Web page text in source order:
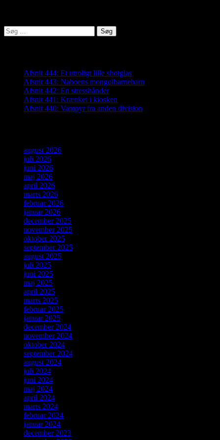
Søg
efter:
Afsnit 444: Et utroligt lille shotglas
Afsnit 443: Naboens mongolbarnebarn
Afsnit 442: En stresshånder
Afsnit 441: Krænket i kiosken
Afsnit 440: Vampyr fra anden division
august 2026
juli 2026
juni 2026
maj 2026
april 2026
marts 2026
februar 2026
januar 2026
december 2025
november 2025
oktober 2025
september 2025
august 2025
juli 2025
juni 2025
maj 2025
april 2025
marts 2025
februar 2025
januar 2025
december 2024
november 2024
oktober 2024
september 2024
august 2024
juli 2024
juni 2024
maj 2024
april 2024
marts 2024
februar 2024
januar 2024
december 2023